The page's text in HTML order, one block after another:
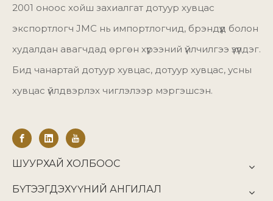
2001 оноос хойш захиалгат дотуур хувцас
экспортлогч JMC нь импортлогчид, брэндүүд болон
худалдан авагчдад өргөн хүрээний үйлчилгээ үзүүлдэг.
Бид чанартай дотуур хувцас, дотуур хувцас, усны
хувцас үйлдвэрлэх чиглэлээр мэргэшсэн.
ШУУРХАЙ ХОЛБООС
БҮТЭЭГДЭХҮҮНИЙ АНГИЛАЛ